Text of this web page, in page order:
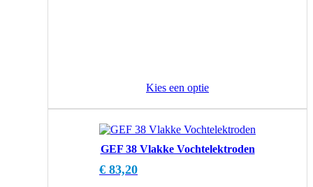
Kies een optie
GEF 38 Vlakke Vochtelektroden
€ 83,20